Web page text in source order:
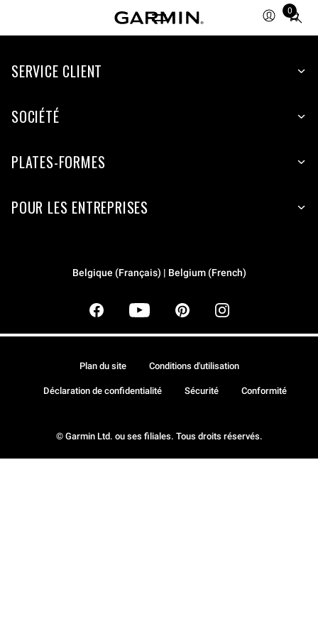
0
Total
items
cart:
SERVICE CLIENT
SOCIÉTÉ
PLATES-FORMES
POUR LES ENTREPRISES
Belgique (Français) | Belgium (French)
© Garmin Ltd. ou ses filiales. Tous droits réservés.
Plan du site Conditions d'utilisation
Déclaration de confidentialité Sécurité Conformité